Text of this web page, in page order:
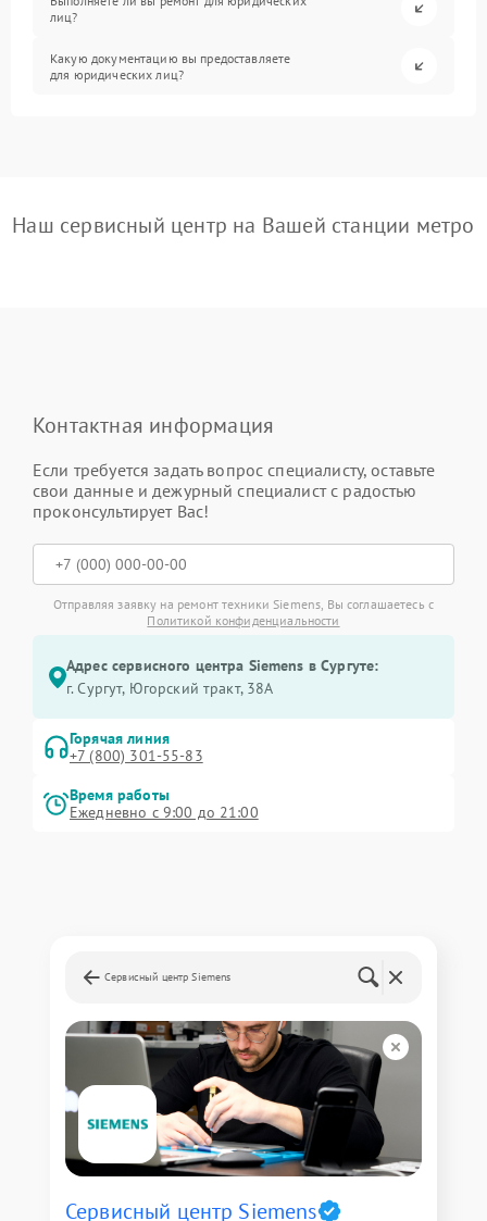
лиц?
Какую документацию вы предоставляете
для юридических лиц?
Наш сервисный центр на Вашей станции метро
Контактная информация
Если требуется задать вопрос специалисту, оставьте
свои данные и дежурный специалист с радостью
проконсультирует Вас!
Отправляя заявку на ремонт техники Siemens, Вы соглашаетесь с
Политикой конфиденциальности
Адрес сервисного центра Siemens в Сургуте:
г. Сургут, Югорский тракт, 38А
Горячая линия
+7 (800) 301-55-83
Время работы
Ежедневно с 9:00 до 21:00
Сервисный центр Siemens
Сервисный центр Siemens